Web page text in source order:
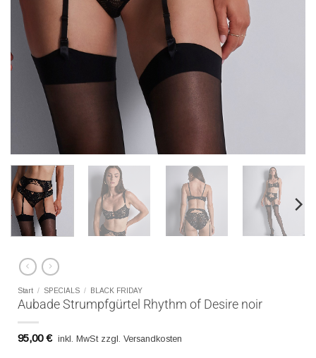
Start / SPECIALS / BLACK FRIDAY
Aubade Strumpfgürtel Rhythm of Desire noir
95,00€ inkl. MwSt zzgl. Versandkosten